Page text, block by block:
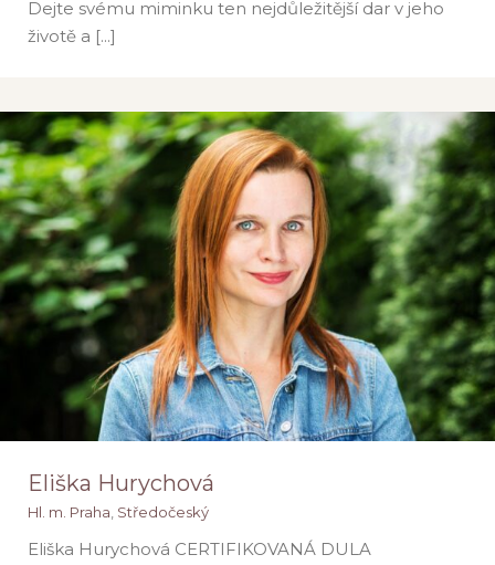
Dejte svému miminku ten nejdůležitější dar v jeho
životě a [...]
Eliška Hurychová
Hl. m. Praha Středočeský
Eliška Hurychová CERTIFIKOVANÁ DULA